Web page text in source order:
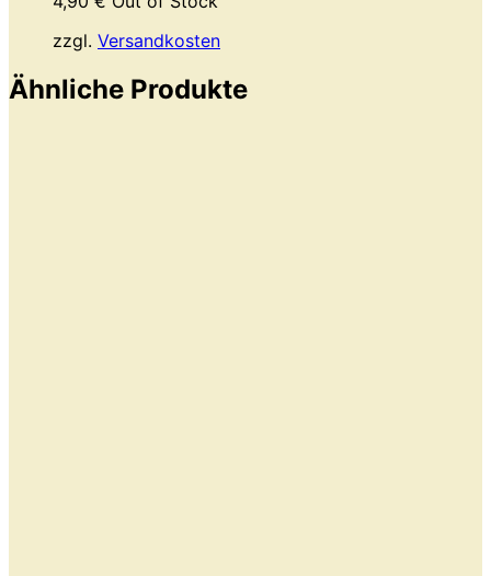
zzgl. Versandkosten
Ähnliche Produkte